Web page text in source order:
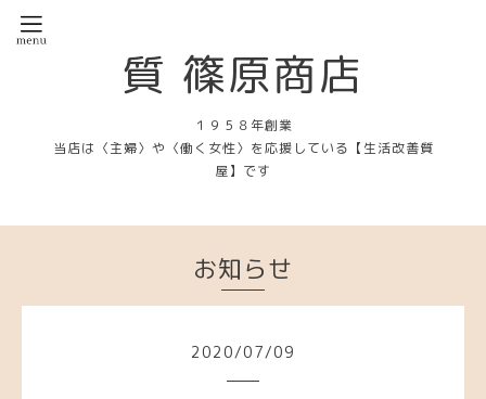
質 篠原商店
１９５８年創業
当店は〈主婦〉や〈働く女性〉を応援している【生活改善質
屋】です
お知らせ
2020/07/09